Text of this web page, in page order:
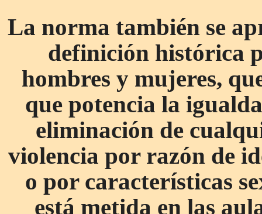
La norma también se
definición histórica
hombres y mujeres,
que potencia la
eliminación de
violencia por razón de
o por características
está metida en las